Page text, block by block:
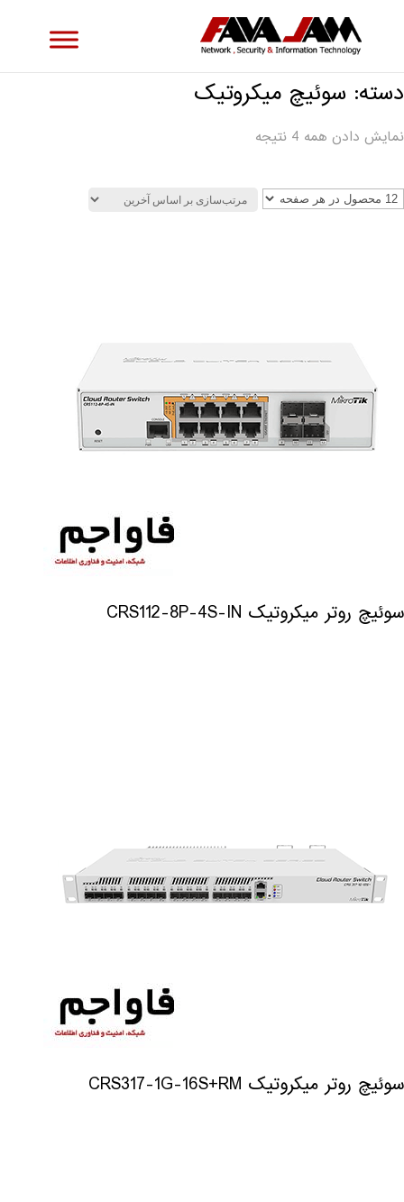
دسته: سوئیچ میکروتیک
نمایش دادن همه 4 نتیجه
سوئیچ روتر میکروتیک CRS112-8P-4S-IN
سوئیچ روتر میکروتیک CRS317-1G-16S+RM